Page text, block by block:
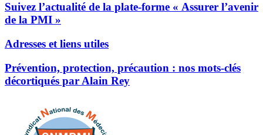
Suivez l’actualité de la plate-forme « Assurer l’avenir
de la PMI »
Adresses et liens utiles
Prévention, protection, précaution : nos mots-clés
décortiqués par Alain Rey